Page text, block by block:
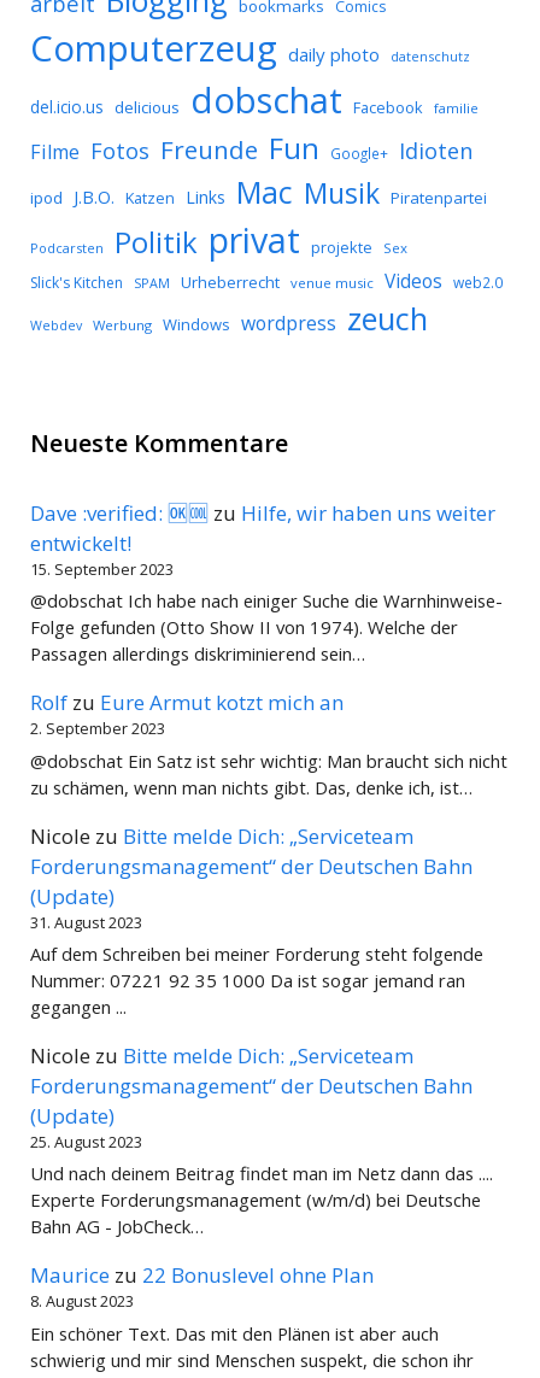
bookmarks Comics
Computerzeug daily photo datenschutz
del.icio.us delicious dobschat Facebook familie
Filme Fotos Freunde Fun Google+ Idioten
ipod J.B.O. Katzen Links Mac Musik Piratenpartei
Podcarsten Politik privat projekte Sex
Slick's Kitchen SPAM Urheberrecht venue music Videos web2.0
Webdev Werbung Windows wordpress zeuch
Neueste Kommentare
Dave :verified: 🆗🆒 zu Hilfe, wir haben uns weiter
entwickelt!
15. September 2023
@dobschat Ich habe nach einiger Suche die Warnhinweise-
Folge gefunden (Otto Show II von 1974). Welche der
Passagen allerdings diskriminierend sein…
Rolf zu Eure Armut kotzt mich an
2. September 2023
@dobschat Ein Satz ist sehr wichtig: Man braucht sich nicht
zu schämen, wenn man nichts gibt. Das, denke ich, ist…
Nicole zu Bitte melde Dich: „Serviceteam
Forderungsmanagement“ der Deutschen Bahn
(Update)
31. August 2023
Auf dem Schreiben bei meiner Forderung steht folgende
Nummer: 07221 92 35 1000 Da ist sogar jemand ran
gegangen ...
Nicole zu Bitte melde Dich: „Serviceteam
Forderungsmanagement“ der Deutschen Bahn
(Update)
25. August 2023
Und nach deinem Beitrag findet man im Netz dann das ....
Experte Forderungsmanagement (w/m/d) bei Deutsche
Bahn AG - JobCheck…
Maurice zu 22 Bonuslevel ohne Plan
8. August 2023
Ein schöner Text. Das mit den Plänen ist aber auch
schwierig und mir sind Menschen suspekt, die schon ihr